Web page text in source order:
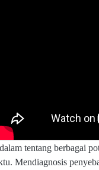
tentang berbagai
Mendiagnosis